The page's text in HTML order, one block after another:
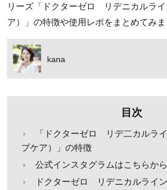
リーズ「ドクターゼロ リデニカルラ
ア）」の特徴や使用レポをまとめてみま
kana
目次
「ドクターゼロ リデ二カルラ
プケア）」の特徴
公式インスタグラムはこちらか
ドクターゼロ リデニカルライ